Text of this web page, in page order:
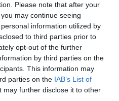
Please note that after your
may continue seeing
information utilized by
to third parties prior to
opt-out of the further
by third parties on the
This information may
parties on the IAB’s List of
may further disclose it to other